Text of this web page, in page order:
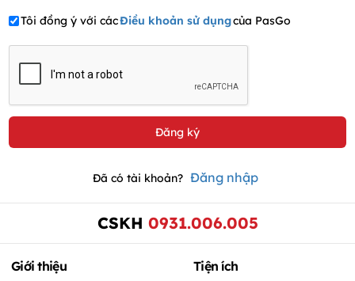
Tôi đồng ý với cácĐiều khoản sử dụngcủa PasGo
Đã có tài khoản? Đăng nhập
CSKH 0931.006.005
Giới thiệu Tiện ích